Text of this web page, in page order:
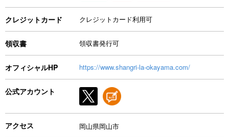
クレジットカード クレジットカード利用可
領収書 領収書発行可
オフィシャルHP https://www.shangri-la-okayama.com/
公式アカウント
アクセス 岡山県岡山市